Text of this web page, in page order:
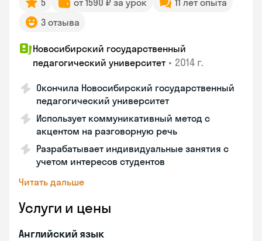
5 от 1590 ₽ за урок
11 лет опыта
3 отзыва
Новосибирский государственный
педагогический университет • 2014 г.
Окончила Новосибирский государственный
педагогический университет
Использует коммуникативный метод с
акцентом на разговорную речь
Разрабатывает индивидуальные занятия с
учетом интересов студентов
Читать дальше
Услуги и цены
Английский язык